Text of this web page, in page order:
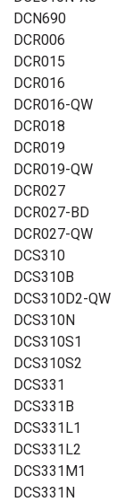
DCN690
DCR006
DCR015
DCR016
DCR016-QW
DCR018
DCR019
DCR019-QW
DCR027
DCR027-BD
DCR027-QW
DCS310
DCS310B
DCS310D2-QW
DCS310N
DCS310S1
DCS310S2
DCS331
DCS331B
DCS331L1
DCS331L2
DCS331M1
DCS331N